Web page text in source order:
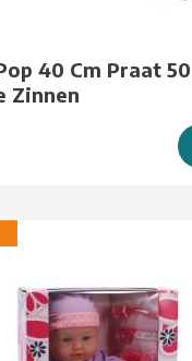
40 Cm Praat 50
Zinnen